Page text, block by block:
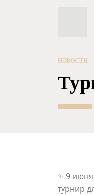
НОВОСТИ
✨ 9
турнир